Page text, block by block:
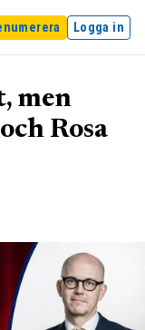
Logga in
men
Rosa